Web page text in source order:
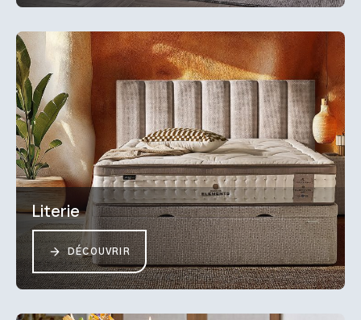
Literie
DÉCOUVRIR